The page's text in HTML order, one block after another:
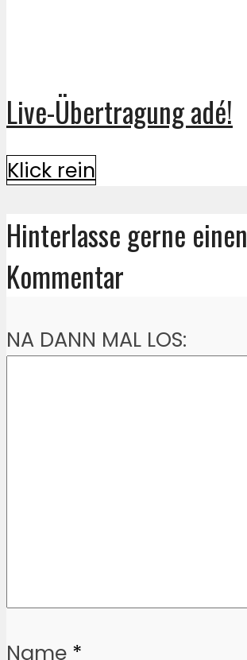
Live-Übertragung adé!
Klick rein
Hinterlasse gerne einen
Kommentar
NA DANN MAL LOS:
Name *